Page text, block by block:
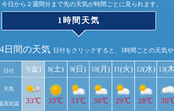
今日から２週間分まで先の天気が時間ごとに見られます。
1時間天気
日間の天気 日付をクリックすると、1時間ごとの天気
日付
天気
高気温
7(金)
33℃
8(土)
33℃
9(日)
33℃
10(月)
30℃
11(火)
29℃
12(水)
28℃
13(